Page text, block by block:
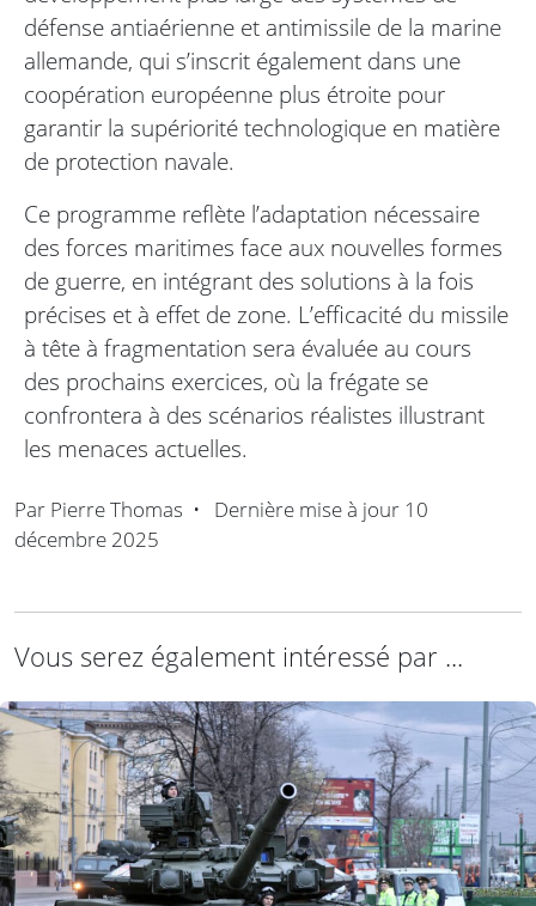
défense antiaérienne et antimissile de la marine
allemande, qui s’inscrit également dans une
coopération européenne plus étroite pour
garantir la supériorité technologique en matière
de protection navale.
Ce programme reflète l’adaptation nécessaire
des forces maritimes face aux nouvelles formes
de guerre, en intégrant des solutions à la fois
précises et à effet de zone. L’efficacité du missile
à tête à fragmentation sera évaluée au cours
des prochains exercices, où la frégate se
confrontera à des scénarios réalistes illustrant
les menaces actuelles.
Par Pierre Thomas • Dernière mise à jour 10
décembre 2025
Vous serez également intéressé par ...